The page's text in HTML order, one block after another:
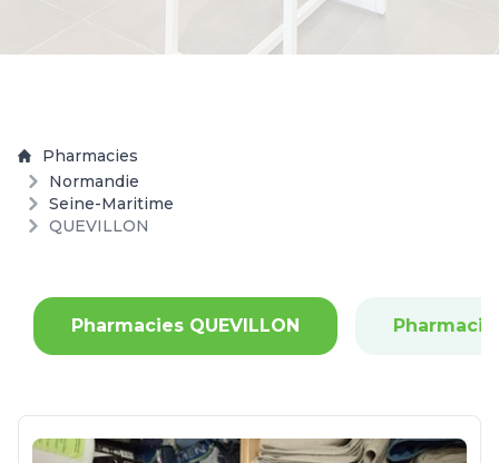
Pharmacies
Normandie
Seine-Maritime
QUEVILLON
Pharmacies QUEVILLON